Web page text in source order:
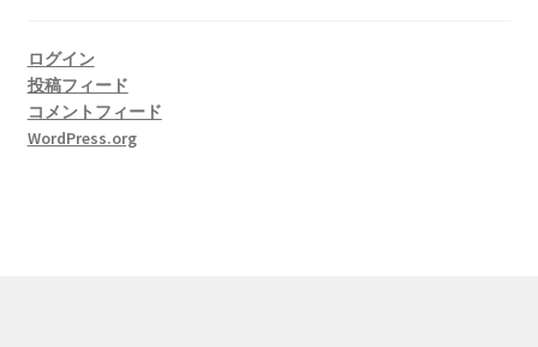
ログイン
投稿フィード
コメントフィード
WordPress.org